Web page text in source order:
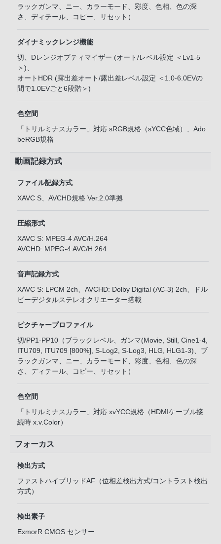
ラックガンマ、ニー、カラーモード、彩度、色相、色の深
さ、ディテール、コピー、リセット）
ダイナミックレンジ機能
切、Dレンジオプティマイザー (オート/レベル設定 ＜Lv1-5
＞)、
オートHDR (露出差オート/露出差レベル設定 ＜1.0-6.0EVの
間で1.0EVごと6段階＞)
色空間
「トリルミナスカラー」対応 sRGB規格（sYCC色域）、Ado
beRGB規格
動画記録方式
ファイル記録方式
XAVC S、AVCHD規格 Ver.2.0準拠
圧縮形式
XAVC S: MPEG-4 AVC/H.264
AVCHD: MPEG-4 AVC/H.264
音声記録方式
XAVC S: LPCM 2ch、AVCHD: Dolby Digital (AC-3) 2ch、ドル
ビーデジタルステレオクリエーター搭載
ピクチャープロファイル
切/PP1-PP10（ブラックレベル、ガンマ(Movie, Still, Cine1-4,
ITU709, ITU709 [800%], S-Log2, S-Log3, HLG, HLG1-3)、ブ
ラックガンマ、ニー、カラーモード、彩度、色相、色の深
さ、ディテール、コピー、リセット）
色空間
「トリルミナスカラー」対応 xvYCC規格（HDMIケーブル接
続時 x.v.Color）
フォーカス
検出方式
ファストハイブリッドAF（位相差検出方式/コントラスト検出
方式）
検出素子
ExmorR CMOS センサー